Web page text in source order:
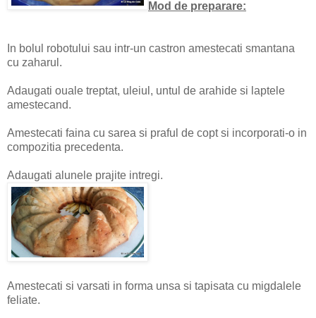
Mod de preparare:
In bolul robotului sau intr-un castron amestecati smantana
cu zaharul.
Adaugati ouale treptat, uleiul, untul de arahide si laptele
amestecand.
Amestecati faina cu sarea si praful de copt si incorporati-o in
compozitia precedenta.
Adaugati alunele prajite intregi.
Amestecati si varsati in forma unsa si tapisata cu migdalele
feliate.